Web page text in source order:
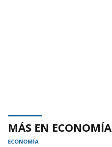
MÁS EN ECONOMÍA
ECONOMÍA